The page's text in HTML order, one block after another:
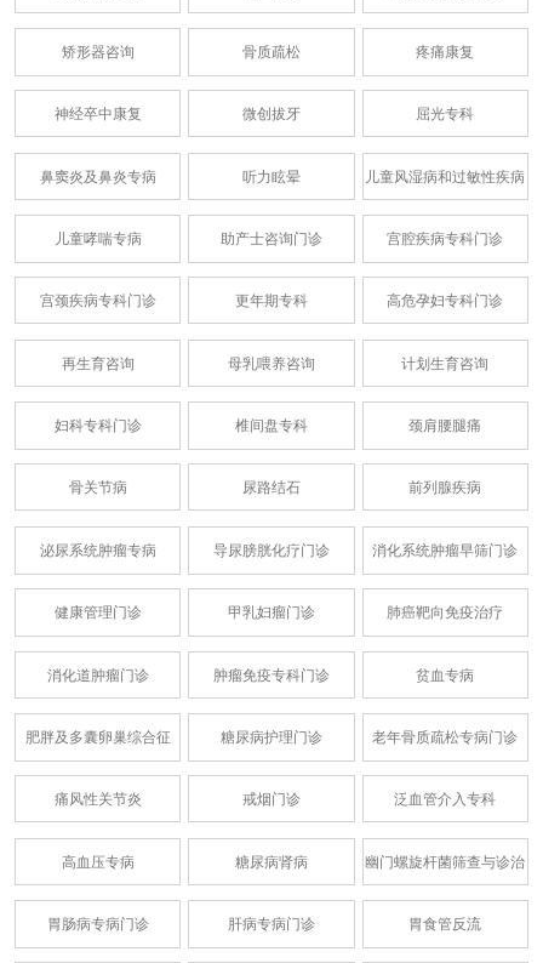
矫形器咨询 骨质疏松 疼痛康复
神经卒中康复 微创拔牙 屈光专科
鼻窦炎及鼻炎专病 听力眩晕 儿童风湿病和过敏性疾病
儿童哮喘专病 助产士咨询门诊 宫腔疾病专科门诊
宫颈疾病专科门诊 更年期专科 高危孕妇专科门诊
再生育咨询 母乳喂养咨询 计划生育咨询
妇科专科门诊 椎间盘专科 颈肩腰腿痛
骨关节病 尿路结石 前列腺疾病
泌尿系统肿瘤专病 导尿膀胱化疗门诊 消化系统肿瘤早筛门诊
健康管理门诊 甲乳妇瘤门诊 肺癌靶向免疫治疗
消化道肿瘤门诊 肿瘤免疫专科门诊 贫血专病
肥胖及多囊卵巢综合征 糖尿病护理门诊 老年骨质疏松专病门诊
痛风性关节炎 戒烟门诊 泛血管介入专科
高血压专病 糖尿病肾病 幽门螺旋杆菌筛查与诊治
胃肠病专病门诊 肝病专病门诊 胃食管反流